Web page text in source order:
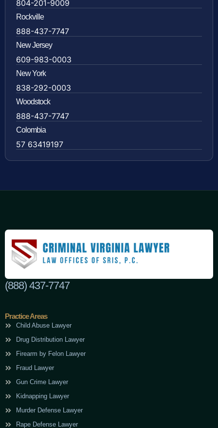
804-201-9009
Rockville
888-437-7747
New Jersey
609-983-0003
New York
838-292-0003
Woodstock
888-437-7747
Colombia
57 63419197
(888) 437-7747
Practice Areas
Child Abuse Lawyer
Drug Distribution Lawyer
Firearm by Felon Lawyer
Fraud Lawyer
Gun Crime Lawyer
Kidnapping Lawyer
Murder Defense Lawyer
Rape Defense Lawyer